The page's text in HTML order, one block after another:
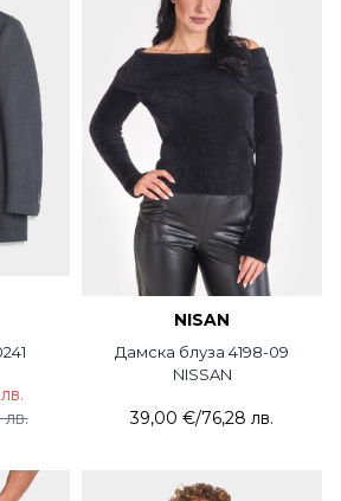
лв.
NISAN
Дамска блуза 4198-09
NISSAN
39,00 €/76,28 лв.